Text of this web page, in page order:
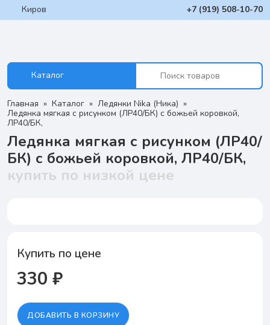
Киров +7 (919) 508-10-70
Каталог
Главная Каталог
Ледянки Nika (Ника)
Ледянка мягкая с рисунком (ЛР40/БК) с божьей коровкой,
ЛР40/БК,
Ледянка мягкая с рисунком (ЛР40/
БК) с божьей коровкой, ЛР40/БК,
купить по низкой цене
Купить по цене
330 ₽
ДОБАВИТЬ В КОРЗИНУ